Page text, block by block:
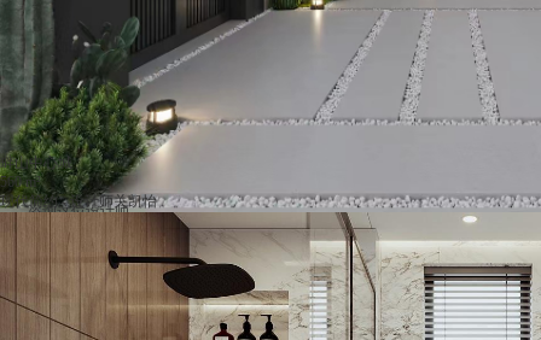
畔山中心城
560 m²
现代简约 - 设计师关凯怡
咨询这位设计师